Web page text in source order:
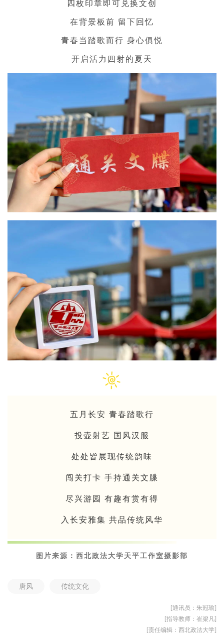
四枚印章即可兑换文创
在背景板前 留下回忆
青春当踏歌而行 身心俱悦
开启活力四射的夏天
五月长安 青春踏歌行
投壶射艺 国风汉服
处处皆展现传统韵味
闯关打卡 手持通关文牒
尽兴游园 有趣有赏有得
入长安雅集 共品传统风华
图片来源：西北政法大学天平工作室摄影部
唐风 传统文化
[通讯员：朱冠瑜]
[指导教师：崔梁凡]
[责任编辑：西北政法大学]